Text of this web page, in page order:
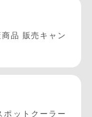
品 販売キャン
ットクーラー